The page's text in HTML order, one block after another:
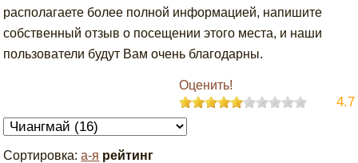
располагаете более полной информацией, напишите
собственный отзыв о посещении этого места, и наши
пользователи будут Вам очень благодарны.
Оценить!
4.7
Сортировка:а-я рейтинг